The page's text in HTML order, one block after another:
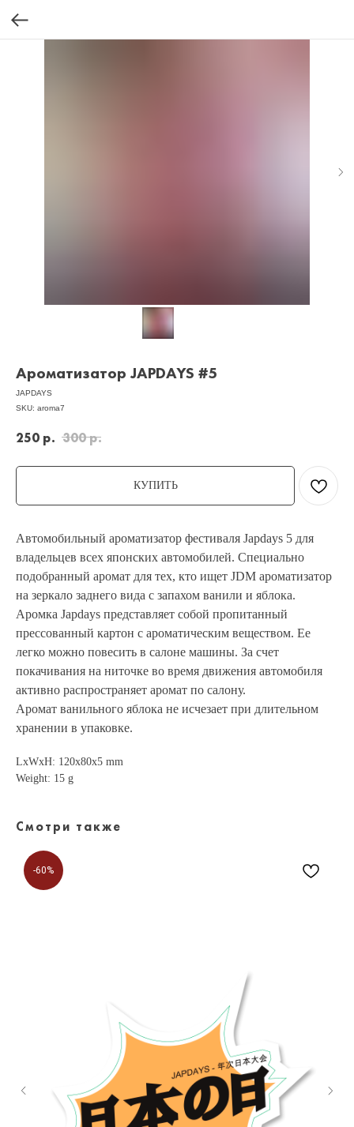
Ароматизатор JAPDAYS #5
JAPDAYS
SKU: aroma7
250 р. 300р.
КУПИТЬ
Автомобильный ароматизатор фестиваля Japdays 5 для
владельцев всех японских автомобилей. Специально
подобранный аромат для тех, кто ищет JDM ароматизатор
на зеркало заднего вида с запахом ванили и яблока.
Аромка Japdays представляет собой пропитанный
прессованный картон с ароматическим веществом. Ее
легко можно повесить в салоне машины. За счет
покачивания на ниточке во время движения автомобиля
активно распространяет аромат по салону.
Аромат ванильного яблока не исчезает при длительном
хранении в упаковке.
LxWxH: 120x80x5 mm
Weight: 15 g
Смотри также
-60%